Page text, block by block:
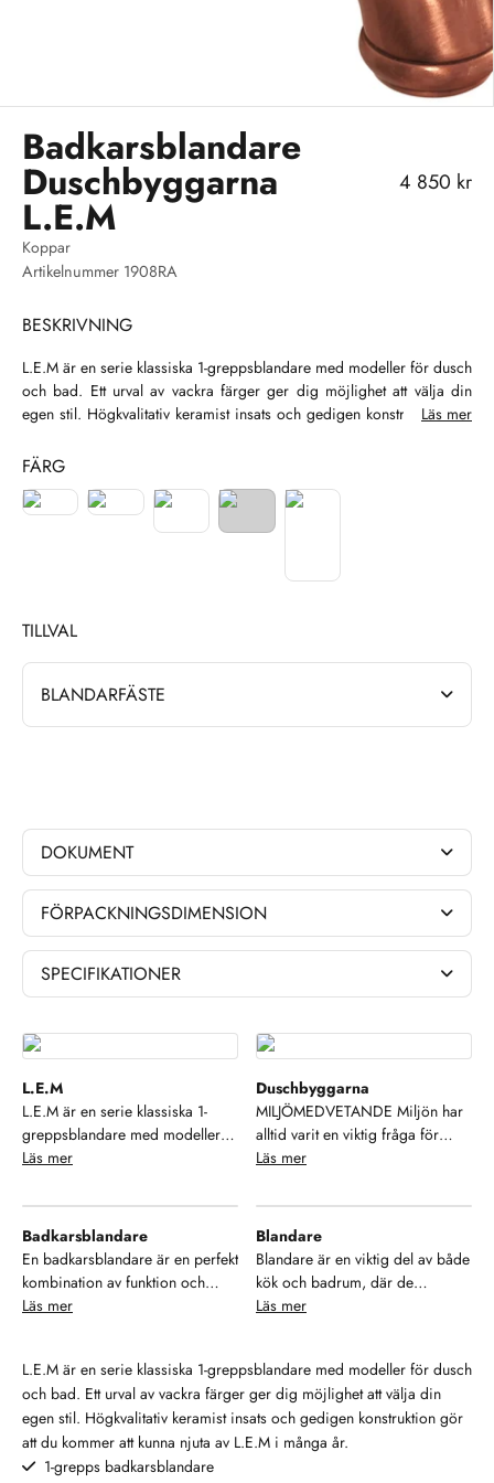
Badkarsblandare
Duschbyggarna
L.E.M
REA-pris
4 850 kr
Koppar
Artikelnummer 1908RA
BESKRIVNING
L.E.M är en serie klassiska 1-greppsblandare med modeller för dusch
och bad. Ett urval av vackra färger ger dig möjlighet att välja din
egen stil. Högkvalitativ keramist insats och gedigen konstruktion gör
Läs mer
FÄRG
TILLVAL
BLANDARFÄSTE
DOKUMENT
FÖRPACKNINGSDIMENSION
SPECIFIKATIONER
L.E.M
L.E.M är en serie klassiska 1-
greppsblandare med modeller
för dusch och bad. Ett urval av
att välja din egen stil.
Högkvalitativ keramist insats och
gedigen konstruktion gör att du
kommer att kunna njuta av L.E.M
i många år.
Läs mer
Duschbyggarna
MILJÖMEDVETANDE Miljön har
alltid varit en viktig fråga för
Duschbyggarna. Alltifrån små
resurssparande verksamhet till att
ställa höga miljökrav på våra
samarbetspartners och
leverantörer.Duschbyggarna är
dessutom anslutna till REPA,
näringslivets system för
Därigenom tar vi ansvar för
återvinningen av
förpackningsmaterialet även efter
konsumentens användning. Vi är
stolta över vårt miljöengagemang
Läs mer
Badkarsblandare
En badkarsblandare är en perfekt
kombination av funktion och
elegans som förhöjer din
temperatur och vattenflöde för en
avkopplande stund. Moderna
badkarsblandare erbjuder ofta
smarta funktioner som
integrerade duschmunstycken
Läs mer
Blandare
Blandare är en viktig del av både
kök och badrum, där de
kombinerar funktionalitet med
precision, gör blandare
vardagen både enklare och mer
bekväm. De finns i en mängd
olika stilar och material, från
Läs mer
L.E.M är en serie klassiska 1-greppsblandare med modeller för dusch
och bad. Ett urval av vackra färger ger dig möjlighet att välja din
egen stil. Högkvalitativ keramist insats och gedigen konstruktion gör
att du kommer att kunna njuta av L.E.M i många år.
1-grepps badkarsblandare